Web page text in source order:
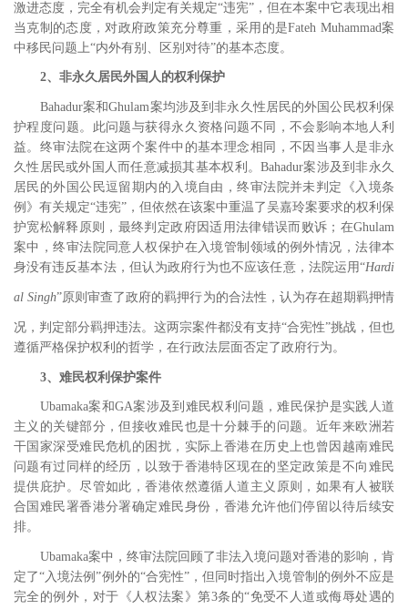
激进态度，完全有机会判定有关规定“违宪”，但在本案中它表现出相
当克制的态度，对政府政策充分尊重，采用的是Fateh Muhammad案
中移民问题上“内外有别、区别对待”的基本态度。
2、非永久居民外国人的权利保护
Bahadur案和Ghulam案均涉及到非永久性居民的外国公民权利保
护程度问题。此问题与获得永久资格问题不同，不会影响本地人利
益。终审法院在这两个案件中的基本理念相同，不因当事人是非永
久性居民或外国人而任意减损其基本权利。Bahadur案涉及到非永久
居民的外国公民逗留期内的入境自由，终审法院并未判定《入境条
例》有关规定“违宪”，但依然在该案中重温了吴嘉玲案要求的权利保
护宽松解释原则，最终判定政府因适用法律错误而败诉；在Ghulam
案中，终审法院同意人权保护在入境管制领域的例外情况，法律本
身没有违反基本法，但认为政府行为也不应该任意，法院运用“Hardi
al Singh”原则审查了政府的羁押行为的合法性，认为存在超期羁押情
况，判定部分羁押违法。 这两宗案件都没有支持“合宪性”挑战，但也
遵循严格保护权利的哲学，在行政法层面否定了政府行为。
3、难民权利保护案件
Ubamaka案和GA案涉及到难民权利问题，难民保护是实践人道
主义的关键部分，但接收难民也是十分棘手的问题。近年来欧洲若
干国家深受难民危机的困扰，实际上香港在历史上也曾因越南难民
问题有过同样的经历，以致于香港特区现在的坚定政策是不向难民
提供庇护。尽管如此，香港依然遵循人道主义原则，如果有人被联
合国难民署香港分署确定难民身份，香港允许他们停留以待后续安
排。
Ubamaka案中，终审法院回顾了非法入境问题对香港的影响，肯
定了“入境法例”例外的“合宪性”，但同时指出入境管制的例外不应是
完全的例外，对于《人权法案》第3条的“免受不人道或侮辱处遇的